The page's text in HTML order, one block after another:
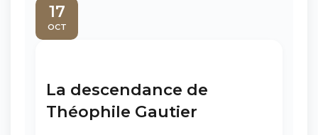
17
OCT
La descendance de
Théophile Gautier